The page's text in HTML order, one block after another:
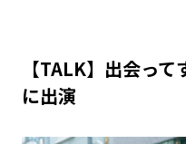
【TALK】出会っ
に出演